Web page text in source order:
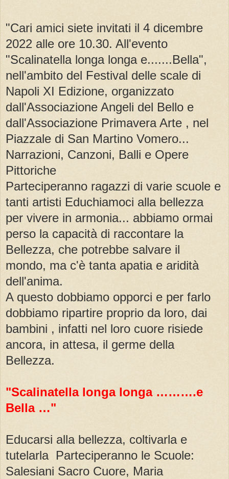
"Cari amici siete invitati il 4 dicembre
2022 alle ore 10.30. All'evento
"Scalinatella longa longa e.......Bella",
nell'ambito del Festival delle scale di
Napoli XI Edizione, organizzato
dall'Associazione Angeli del Bello e
dall'Associazione Primavera Arte , nel
Piazzale di San Martino Vomero...
Narrazioni, Canzoni, Balli e Opere
Pittoriche
Parteciperanno ragazzi di varie scuole e
tanti artisti Educhiamoci alla bellezza
per vivere in armonia... abbiamo ormai
perso la capacità di raccontare la
Bellezza, che potrebbe salvare il
mondo, ma c'è tanta apatia e aridità
dell'anima.
A questo dobbiamo opporci e per farlo
dobbiamo ripartire proprio da loro, dai
bambini , infatti nel loro cuore risiede
ancora, in attesa, il germe della
Bellezza.
"Scalinatella longa longa ……….e
Bella …"
Educarsi alla bellezza, coltivarla e
tutelarla Parteciperanno le Scuole:
Salesiani Sacro Cuore, Maria